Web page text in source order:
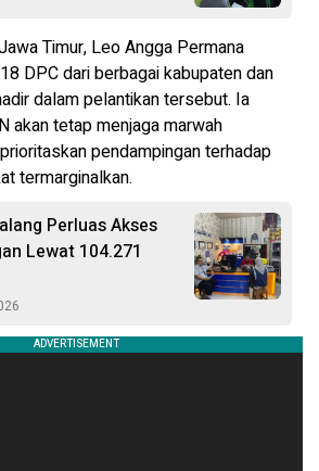
Timur, Leo Angga Permana
DPC dari berbagai kabupaten dan
dalam pelantikan tersebut. Ia
akan tetap menjaga marwah
pendampingan terhadap
termarginalkan.
Perluas Akses
Lewat 104.271